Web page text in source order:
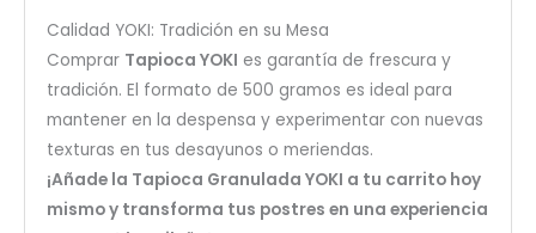
Calidad YOKI: Tradición en su Mesa
Comprar Tapioca YOKI es garantía de frescura y
tradición. El formato de 500 gramos es ideal para
mantener en la despensa y experimentar con nuevas
texturas en tus desayunos o meriendas.
¡Añade la Tapioca Granulada YOKI a tu carrito hoy
mismo y transforma tus postres en una experiencia